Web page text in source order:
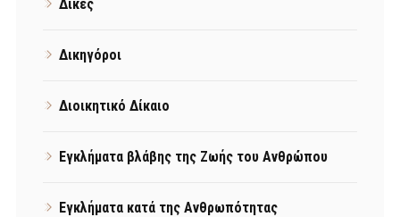
Δίκες
Δικηγόροι
Διοικητικό Δίκαιο
Εγκλήματα βλάβης της Ζωής του Ανθρώπου
Εγκλήματα κατά της Ανθρωπότητας